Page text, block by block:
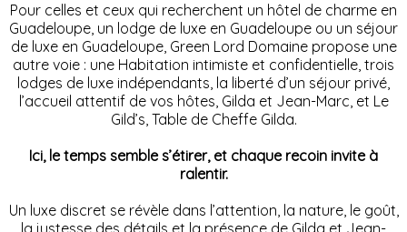
Pour celles et ceux qui recherchent un hôtel de charme en
Guadeloupe, un lodge de luxe en Guadeloupe ou un séjour
de luxe en Guadeloupe, Green Lord Domaine propose une
autre voie : une Habitation intimiste et confidentielle, trois
lodges de luxe indépendants, la liberté d’un séjour privé,
l’accueil attentif de vos hôtes, Gilda et Jean-Marc, et Le
Gild’s, Table de Cheffe Gilda.
Ici, le temps semble s’étirer, et chaque recoin invite à
ralentir.
Un luxe discret se révèle dans l’attention, la nature, le goût,